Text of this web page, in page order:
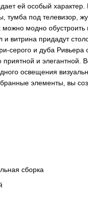
ей особый
тумба под телевизор,
модно обустроить
и витрина придадут
серого и дуба Ривьера
и элегантной.
освещения
элементы, вы
сборка